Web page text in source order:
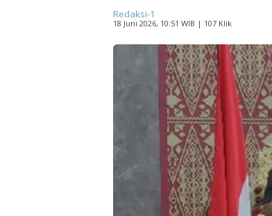
Redaksi-1
18 Juni 2026, 10:51 WIB | 107 Klik